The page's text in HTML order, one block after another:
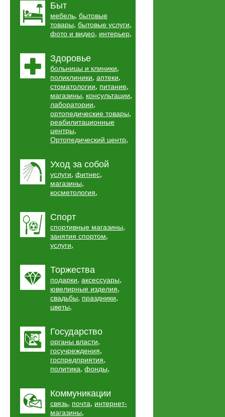
Быт
мебель, бытовые
товары, бытовые услуги,
фото и видео, интерьер,
Здоровье
больницы и клиники,
поликлиники, аптеки,
стоматологии, питание,
магазины, консультации,
лаборатории,
ортопедические товары,
реабилитационные
центры,
Ортопедический центр,
Уход за собой
услуги, фитнес,
магазины,
косметология,
Спорт
спортивные магазины,
занятия спортом,
услуги,
Торжества
подарки, аксессуары,
ювелирные изделия,
свадьбы, праздники,
цветы,
Государство
органы власти,
госучреждения,
госпредприятия,
политика, фонды,
Коммуникации
связь, почта, интернет-
магазины,